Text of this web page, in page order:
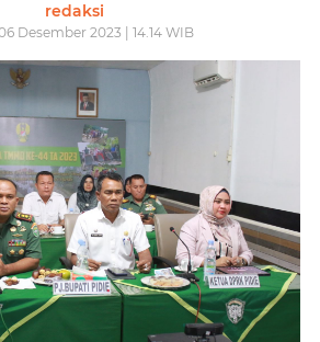
redaksi
Desember 2023 | 14.14 WIB